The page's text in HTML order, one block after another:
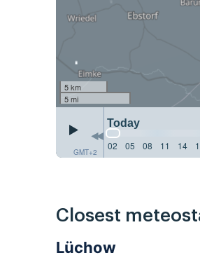
5 km
5 mi
GMT+2
Today
02
05 08 11 14
Closest
Lüchow